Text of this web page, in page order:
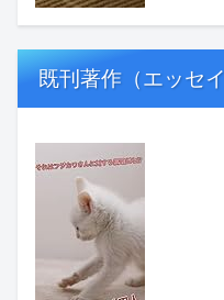
既刊著作（エッセイ